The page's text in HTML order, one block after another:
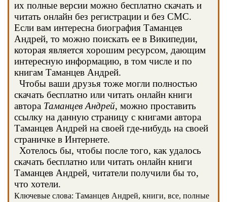
их полные версии можно бесплатно скачать и
читать онлайн без регистрации и без СМС.
Если вам интересна биография Таманцев
Андрей, то можно поискать ее в Википедии,
которая является хорошим ресурсом, дающим
интересную информацию, в том числе и по
книгам Таманцев Андрей.
Чтобы ваши друзья тоже могли полностью
скачать бесплатно или читать онлайн книги
автора Таманцев Андрей, можно проставить
ссылку на данную страницу с книгами автора
Таманцев Андрей на своей где-нибудь на своей
страничке в Интернете.
Хотелось бы, чтобы после того, как удалось
скачать бесплатно или читать онлайн книги
Таманцев Андрей, читатели получили бы то,
что хотели.
Ключевые слова: Таманцев Андрей, книги, все, полные